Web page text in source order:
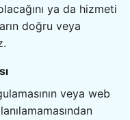
ya da hizmeti
doğru veya
veya web